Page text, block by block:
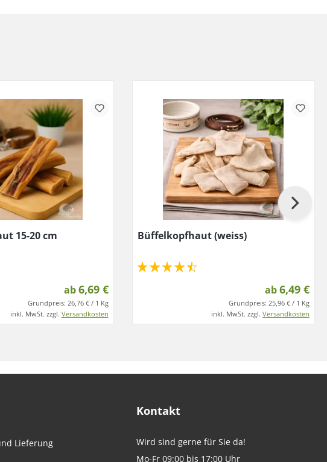
15-20 cm
ab6,69 €
Grundpreis: 26,76 € / 1 Kg
inkl. MwSt. zzgl. Versandkosten
Büffelkopfhaut (weiss)
ab6,49 €
Grundpreis: 25,96 € / 1 Kg
inkl. MwSt. zzgl. Versandkosten
Lieferung
Kontakt
Wird sind gerne für Sie da!
Mo-Fr 09:00 bis 17:00 Uhr